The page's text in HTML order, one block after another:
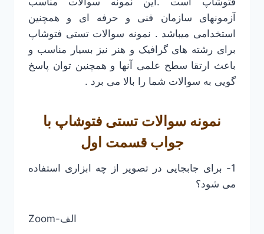
آزمونهای سازمان فنی و حرفه ای و همچنین
استخدامی میباشد . نمونه سوالات تستی فتوشاپ
برای رشته های گرافیک و هنر نیز بسیار مناسب و
باعث ارتقا سطح علمی آنها و همچنین توان پاسخ
گویی به سوالات شما را بالا می برد .
نمونه سوالات تستی فتوشاپ با
جواب قسمت اول
1- برای جابجایی در تصویر از چه ابزاری استفاده
می شود؟
Zoom-الف